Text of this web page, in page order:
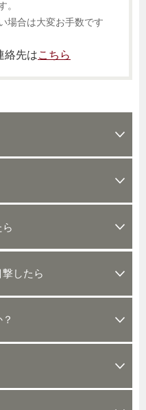
。
場合は大変お手数です
絡先はこちら
したら